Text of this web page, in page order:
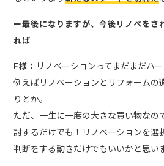
ー最後になりますが、今後リノベをさ
れば
F様： リノベーションってまだまだハ
例えばリノベーションとリフォームの
りとか。
ただ、一生に一度の大きな買い物なの
討するだけでも！リノベーションを選
判断をする動きだけでもいいかと思い